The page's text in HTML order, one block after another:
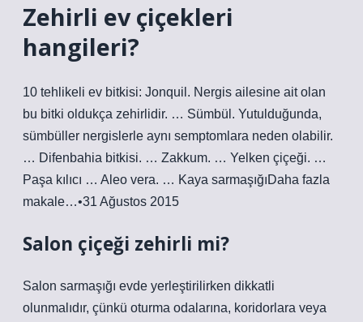
Zehirli ev çiçekleri
hangileri?
10 tehlikeli ev bitkisi: Jonquil. Nergis ailesine ait olan
bu bitki oldukça zehirlidir. … Sümbül. Yutulduğunda,
sümbüller nergislerle aynı semptomlara neden olabilir.
… Difenbahia bitkisi. … Zakkum. … Yelken çiçeği. …
Paşa kılıcı … Aleo vera. … Kaya sarmaşığıDaha fazla
makale…•31 Ağustos 2015
Salon çiçeği zehirli mi?
Salon sarmaşığı evde yerleştirilirken dikkatli
olunmalıdır, çünkü oturma odalarına, koridorlara veya